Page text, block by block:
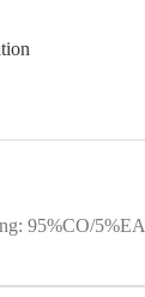
95%CO/5%EA